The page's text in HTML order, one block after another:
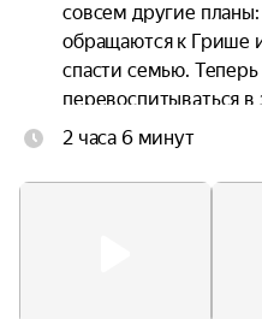
совсем другие
обращаются к Грише
спасти семью.
перевоспитываться
приключения и
осознать, что нет
2 часа 6 минут